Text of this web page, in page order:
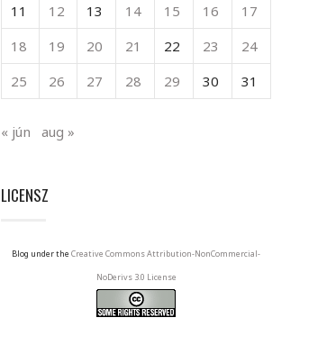
11
12 13 14 15 16
17
18
19 20 21 22 23
24
25
26 27 28 29 30 31
« jún aug »
LICENSZ
Blog under the Creative Commons Attribution-NonCommercial-
NoDerivs 3.0 License